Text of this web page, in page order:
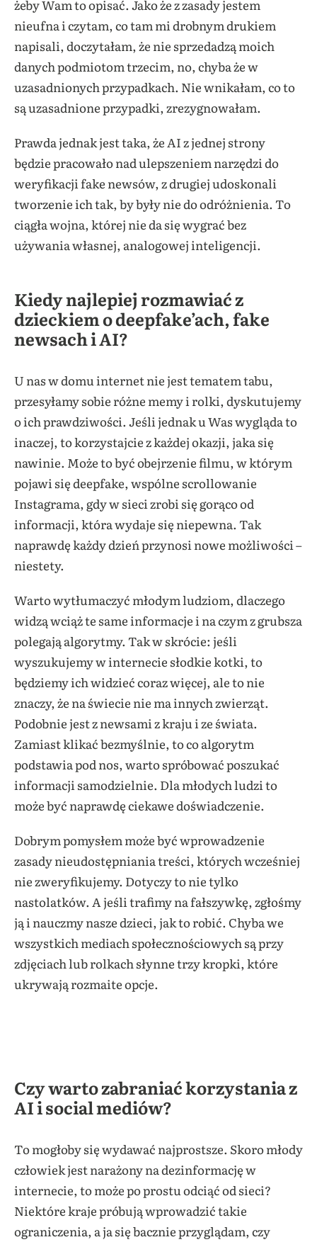
żeby Wam to opisać. Jako że z zasady jestem
nieufna i czytam, co tam mi drobnym drukiem
napisali, doczytałam, że nie sprzedadzą moich
danych podmiotom trzecim, no, chyba że w
uzasadnionych przypadkach. Nie wnikałam, co to
są uzasadnione przypadki, zrezygnowałam.
Prawda jednak jest taka, że AI z jednej strony
będzie pracowało nad ulepszeniem narzędzi do
weryfikacji fake newsów, z drugiej udoskonali
tworzenie ich tak, by były nie do odróżnienia. To
ciągła wojna, której nie da się wygrać bez
używania własnej, analogowej inteligencji.
Kiedy najlepiej rozmawiać z
dzieckiem o deepfake’ach, fake
newsach i AI?
U nas w domu internet nie jest tematem tabu,
przesyłamy sobie różne memy i rolki, dyskutujemy
o ich prawdziwości. Jeśli jednak u Was wygląda to
inaczej, to korzystajcie z każdej okazji, jaka się
nawinie. Może to być obejrzenie filmu, w którym
pojawi się deepfake, wspólne scrollowanie
Instagrama, gdy w sieci zrobi się gorąco od
informacji, która wydaje się niepewna. Tak
naprawdę każdy dzień przynosi nowe możliwości –
niestety.
Warto wytłumaczyć młodym ludziom, dlaczego
widzą wciąż te same informacje i na czym z grubsza
polegają algorytmy. Tak w skrócie: jeśli
wyszukujemy w internecie słodkie kotki, to
będziemy ich widzieć coraz więcej, ale to nie
znaczy, że na świecie nie ma innych zwierząt.
Podobnie jest z newsami z kraju i ze świata.
Zamiast klikać bezmyślnie, to co algorytm
podstawia pod nos, warto spróbować poszukać
informacji samodzielnie. Dla młodych ludzi to
może być naprawdę ciekawe doświadczenie.
Dobrym pomysłem może być wprowadzenie
zasady nieudostępniania treści, których wcześniej
nie zweryfikujemy. Dotyczy to nie tylko
nastolatków. A jeśli trafimy na fałszywkę, zgłośmy
ją i nauczmy nasze dzieci, jak to robić. Chyba we
wszystkich mediach społecznościowych są przy
zdjęciach lub rolkach słynne trzy kropki, które
ukrywają rozmaite opcje.
Czy warto zabraniać korzystania z
AI i social mediów?
To mogłoby się wydawać najprostsze. Skoro młody
człowiek jest narażony na dezinformację w
internecie, to może po prostu odciąć od sieci?
Niektóre kraje próbują wprowadzić takie
ograniczenia, a ja się bacznie przyglądam, czy